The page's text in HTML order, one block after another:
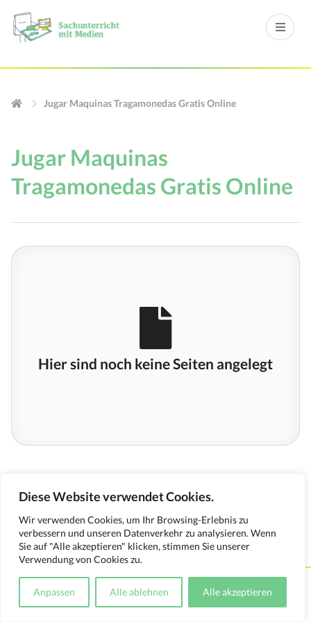
Diese Website verwendet Cookies.
Wir verwenden Cookies, um Ihr Browsing-Erlebnis zu
verbessern und unseren Datenverkehr zu analysieren. Wenn
Sie auf "Alle akzeptieren" klicken, stimmen Sie unserer
Verwendung von Cookies zu.
Anpassen Alle ablehnen Alle akzeptieren
Jugar Maquinas Tragamonedas Gratis Online
Jugar Maquinas
Tragamonedas Gratis Online
Hier sind noch keine Seiten angelegt
Kontakt Impressum Datenschutzerklärung
Medienverwendungsnachweis